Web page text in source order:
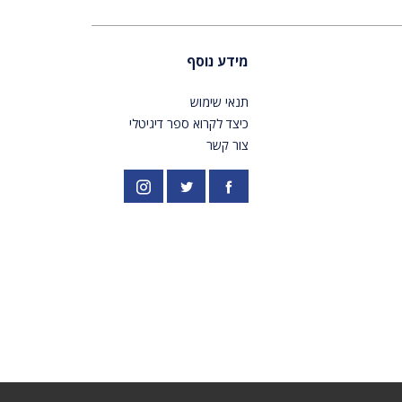
מידע נוסף
תנאי שימוש
כיצד לקרוא ספר דיגיטלי
צור קשר
פייסבוק PardesPublish
אינסטגרם